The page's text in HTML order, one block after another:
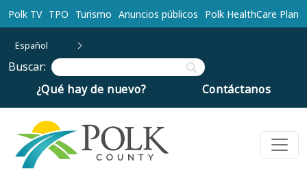
Ir al contenido principal
Polk TV TPO Turismo Anuncios públicos Polk HealthCare Plan
Español
Buscar:
¿Qué hay de nuevo?
Contáctanos